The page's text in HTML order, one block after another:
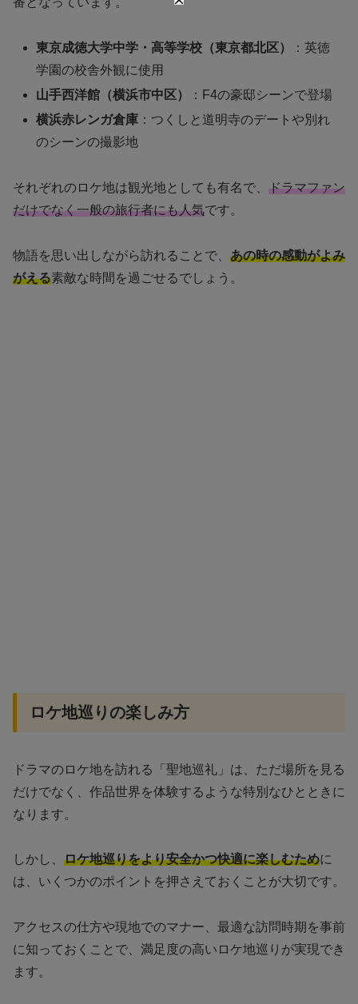
東京成徳大学中学・高等学校（東京都北区）
：英徳
学園の校舎外観に使用
山手西洋館（横浜市中区）
：F4の豪邸シーンで登場
横浜赤レンガ倉庫 ：つくしと道明寺のデートや別れ
のシーンの撮影地
それぞれのロケ地は観光地としても有名で、 ドラマファン
だけでなく一般の旅行者にも人気です。
物語を思い出しながら訪れることで、 あの時の感動がよみ
がえる素敵な時間を過ごせるでしょう。
ロケ地巡りの楽しみ方
ドラマのロケ地を訪れる「聖地巡礼」は、ただ場所を見る
だけでなく、作品世界を体験するような特別なひとときに
なります。
しかし、 ロケ地巡りをより安全かつ快適に楽しむために
は、いくつかのポイントを押さえておくことが大切です。
アクセスの仕方や現地でのマナー、最適な訪問時期を事前
に知っておくことで、満足度の高いロケ地巡りが実現でき
ます。